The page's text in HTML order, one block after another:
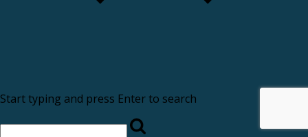
Start typing and press Enter to search